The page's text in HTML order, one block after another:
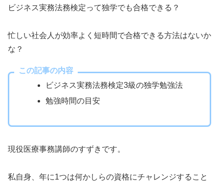
ビジネス実務法務検定って独学でも合格できる？
忙しい社会人が効率よく短時間で合格できる方法はないか
な？
この記事の内容
ビジネス実務法務検定3級の独学勉強法
勉強時間の目安
現役医療事務講師のすずきです。
私自身、年に1つは何かしらの資格にチャレンジすること